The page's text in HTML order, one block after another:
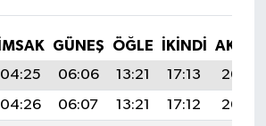
İMSAK GÜNEŞ ÖĞLE İKINDI
04:25 06:06 13:21 17:13
20:26
04:26 06:07 13:21 17:12
20:25